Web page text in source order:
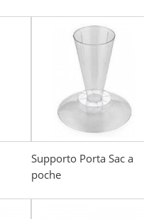
Supporto Porta Sac a
poche